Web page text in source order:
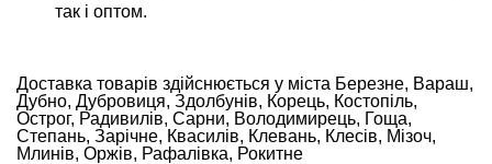
так і оптом.
Доставка товарів здійснюється у міста Березне, Вараш,
Дубно, Дубровиця, Здолбунів, Корець, Костопіль,
Острог, Радивилів, Сарни, Володимирець, Гоща,
Степань, Зарічне, Квасилів, Клевань, Клесів, Мізоч,
Млинів, Оржів, Рафалівка, Рокитне